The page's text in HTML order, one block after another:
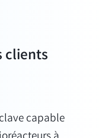
clients
capable